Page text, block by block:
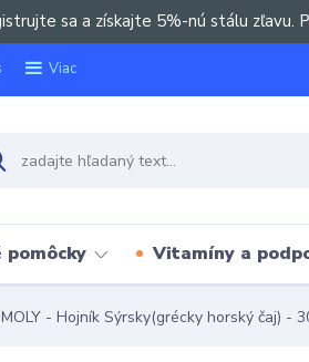
sa a získajte 5%-nú stálu zľavu.
Viac
Vitamíny a
- Hojník Sýrsky(grécky horský čaj) -